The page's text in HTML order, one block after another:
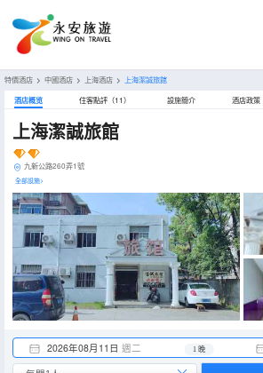
特價酒店 > 中國酒店 > 上海酒店 > 上海潔誠旅館
酒店概览 住客點評（11） 設施簡介 酒店政策
上海潔誠旅館
九新公路260弄1號
全部設施>
2026年08月11日 週二 1 晚